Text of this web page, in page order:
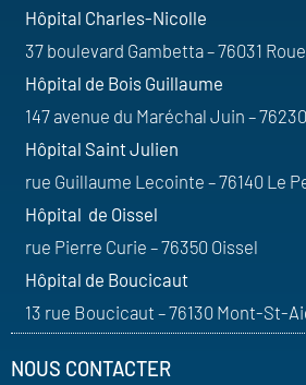
Hôpital Charles-Nicolle
37 boulevard Gambetta – 76031
Hôpital de Bois Guillaume
147 avenue du Maréchal Juin –
Hôpital Saint Julien
rue Guillaume Lecointe – 76140 Le
Hôpital de Oissel
rue Pierre Curie – 76350 Oissel
Hôpital de Boucicaut
13 rue Boucicaut – 76130 Mont-St-
NOUS CONTACTER